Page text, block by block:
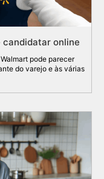
candidatar online
pode parecer
do varejo e às várias